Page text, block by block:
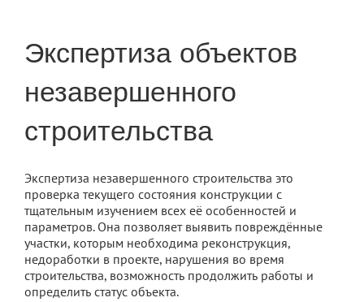
Экспертиза объектов
незавершенного
строительства
Экспертиза незавершенного строительства это
проверка текущего состояния конструкции с
тщательным изучением всех её особенностей и
параметров. Она позволяет выявить повреждённые
участки, которым необходима реконструкция,
недоработки в проекте, нарушения во время
строительства, возможность продолжить работы и
определить статус объекта.